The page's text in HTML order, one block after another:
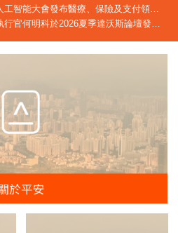
能大會發布醫療、保險及支付領域創新成果
2026夏季達沃斯論壇發言：中國正迎來「屬於自己的長壽時代」